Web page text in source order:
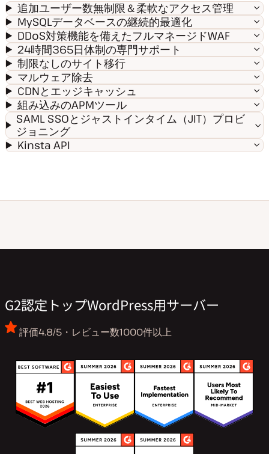
追加ユーザー数無制限＆柔軟なアクセス管理
MySQLデータベースの継続的最適化
DDoS対策機能を備えたフルマネージドWAF
24時間365日体制の専門サポート
制限なしのサイト移行
マルウェア除去
CDNとエッジキャッシュ
組み込みのAPMツール
SAML SSOとジャストインタイム（JIT）プロビ
ジョニング
Kinsta API
G2認定トップWordPress用サーバー
評価4.8/5・レビュー数1000件以上